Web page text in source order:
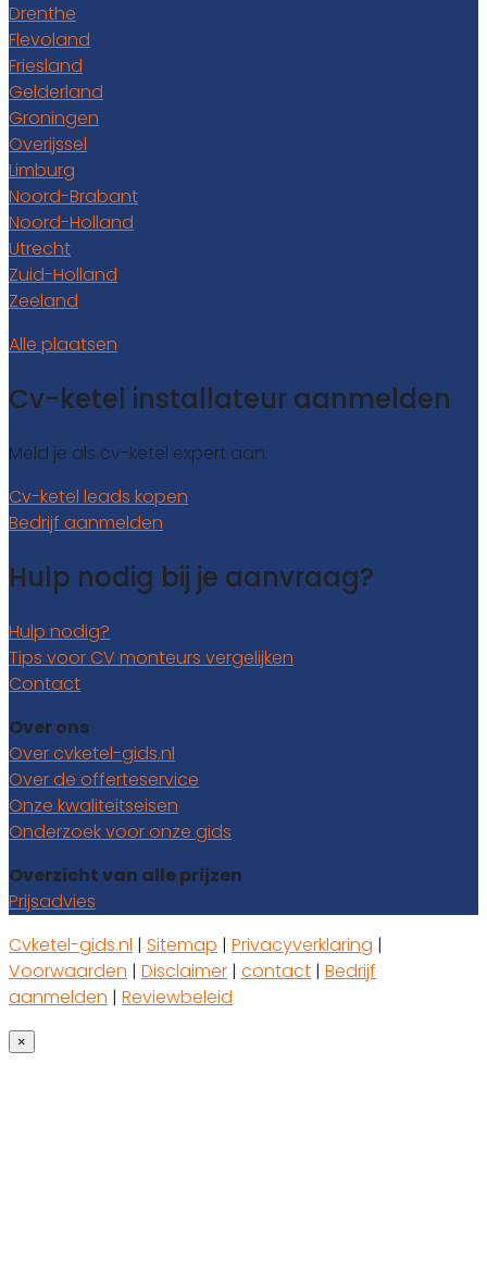
Drenthe
Flevoland
Friesland
Gelderland
Groningen
Overijssel
Limburg
Noord-Brabant
Noord-Holland
Utrecht
Zuid-Holland
Zeeland
Alle plaatsen
Cv-ketel installateur aanmelden
Meld je als cv-ketel expert aan.
Cv-ketel leads kopen
Bedrijf aanmelden
Hulp nodig bij je aanvraag?
Hulp nodig?
Tips voor CV monteurs vergelijken
Contact
Over ons
Over cvketel-gids.nl
Over de offerteservice
Onze kwaliteitseisen
Onderzoek voor onze gids
Overzicht van alle prijzen
Prijsadvies
Cvketel-gids.nl | Sitemap | Privacyverklaring |
Voorwaarden | Disclaimer | contact | Bedrijf
aanmelden | Reviewbeleid
×